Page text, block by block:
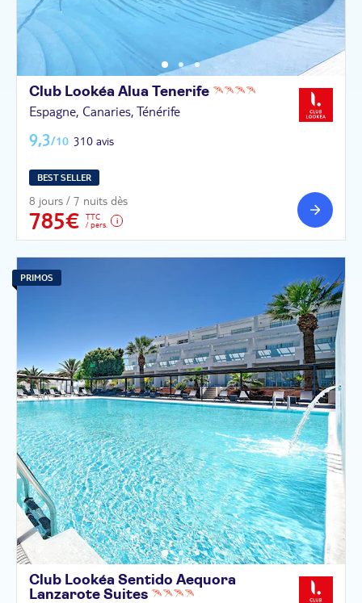
Club Lookéa Alua Tenerife
Espagne, Canaries, Ténérife
9,3/10 310 avis
BEST SELLER
8 jours / 7 nuits dès
785€
TTC
/ pers.
PRIMOS
Club Lookéa Sentido Aequora
Lanzarote Suites